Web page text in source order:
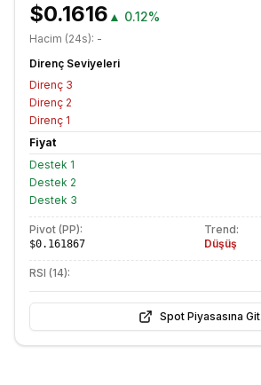
$0.1616 ▲ 0.12%
Hacim (24s): -
Direnç Seviyeleri
Direnç 3
Direnç 2
Direnç 1
Fiyat
Destek 1
Destek 2
Destek 3
Pivot (PP):
$0.161867
Trend:
Düşüş
RSI (14):
Spot Piyasasına Git